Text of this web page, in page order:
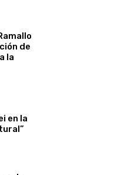
de
la
en la